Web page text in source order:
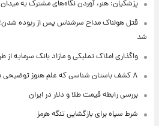
پزشکیان: هنر، آوردن نگاه‌های مشترک به
قتل هولناک مداح سرشناس پس از ربوده شدن؛
شد
واگذاری املاک تملیکی و مازاد بانک سرمایه از
۸ کشف باستان شناسی که علم هنوز توضیحی برای آنها ندارد+ تصاویر
بررسی رابطه قیمت طلا و دلار در ایران
شرط سپاه برای بازگشایی تنگه هرمز